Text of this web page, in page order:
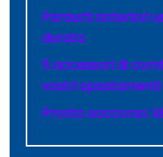
Paraurti anteriori
durata
5 accessori di
vostri spostamenti
Pronto soccorso: